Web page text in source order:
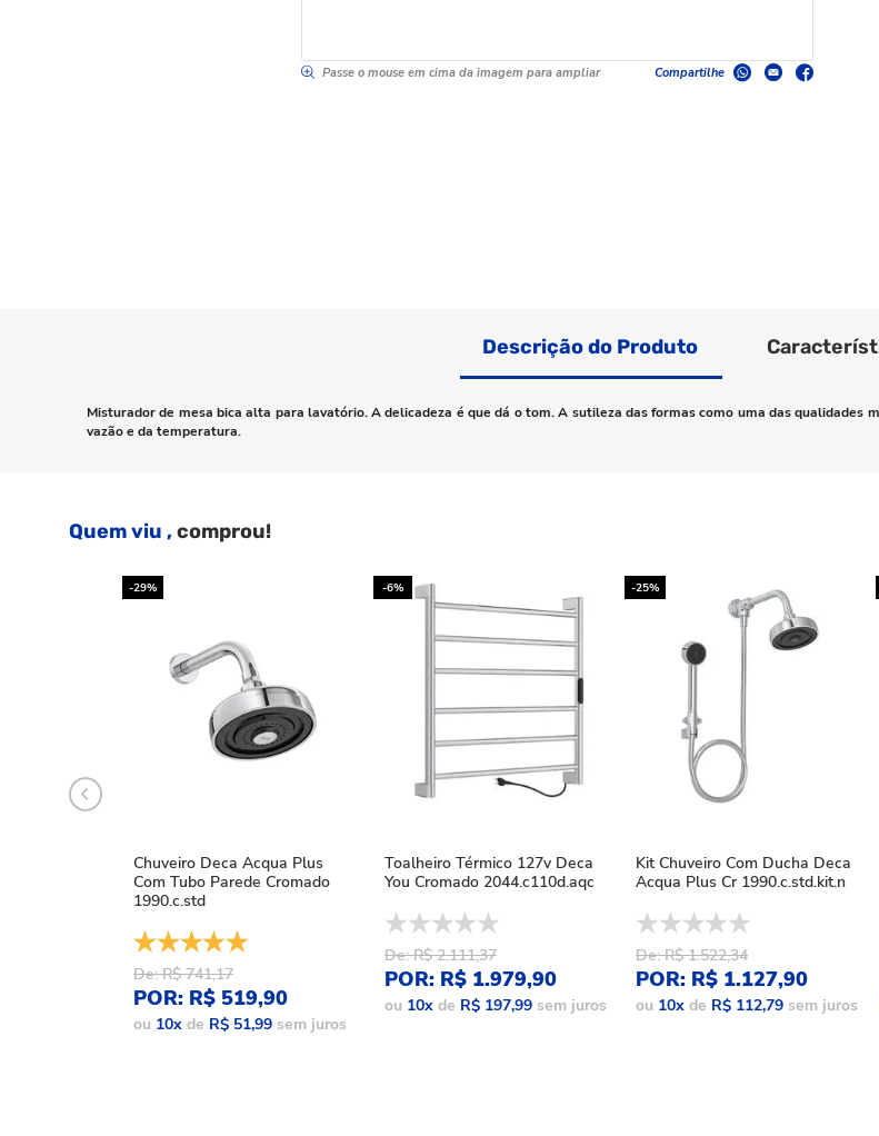
Passe o mouse em cima da imagem para ampliar Compartilhe
Descrição do Produto
Misturador de mesa bica alta para lavatório. A delicadeza é que dá o tom. A sutileza das formas como uma das qualidades
vazão e da temperatura.
Quem viu ,comprou!
-29%
Chuveiro Deca Acqua Plus
Com Tubo Parede Cromado
1990.c.std
De: R$ 741,17
POR: R$ 519,90
ou 10x de R$ 51,99 sem juros
-6%
Toalheiro Térmico 127v Deca
You Cromado 2044.c110d.aqc
De: R$ 2.111,37
POR: R$ 1.979,90
ou 10x de R$ 197,99 sem juros
-25%
Kit Chuveiro Com Ducha Deca
Acqua Plus Cr 1990.c.std.kit.n
De: R$ 1.522,34
POR: R$ 1.127,90
ou 10x de R$ 112,79 sem juros